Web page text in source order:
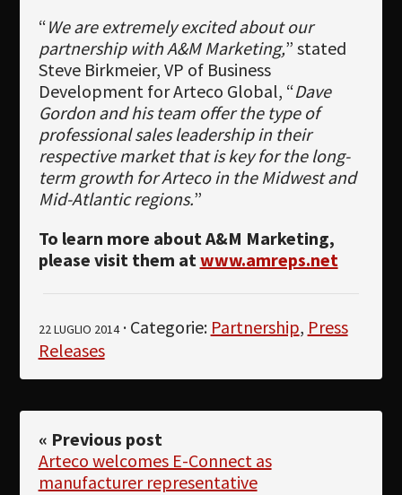
“We are extremely excited about our
partnership with A&M Marketing,” stated
Steve Birkmeier, VP of Business
Development for Arteco Global, “Dave
Gordon and his team offer the type of
professional sales leadership in their
respective market that is key for the long-
term growth for Arteco in the Midwest and
Mid-Atlantic regions.”
To learn more about A&M Marketing,
please visit them atwww.amreps.net
22 LUGLIO 2014· Categorie: Partnership, Press
Releases
« Previous post
Arteco welcomes E-Connect as
manufacturer representative